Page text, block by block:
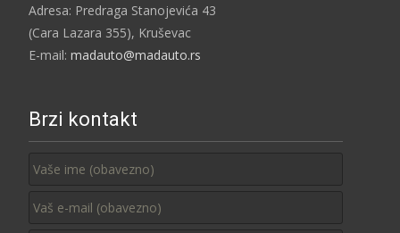
Adresa: Predraga Stanojevića 43
(Cara Lazara 355), Kruševac
E-mail: madauto@madauto.rs
Brzi kontakt